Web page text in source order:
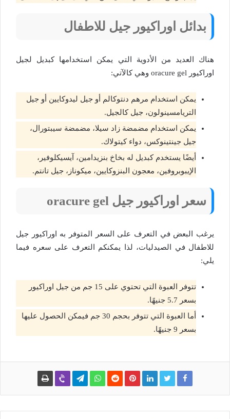
بدائل اوراكيور جيل للاطفال
هناك العديد من الأدوية التي يمكن استخدامها كبديل لجيل
اوراكيور oracure gel وهي كالآتي:
يمكن استخدام مرهم دنتوكالم أو جيل ليدوكايين أو جيل
التريامسينولون، جيل كالجيل.
يمكن استخدام مضمضة زاد سيلا، مضمضة سيبتورال،
جيل جينتينوكس، دواء كيتولاك.
أيضًا يستخدم كبديل له بخاخ بنزيدامين، آيسيكلوفير،
الإيبوبروفين، معجون البنزوكايين، ميكوناز، جيل تانتم.
سعر اوراكيور جيل oracure gel
يرغب البعض في التعرف على السعر المتوفر به اوراكيور جيل
للاطفال في الصيدليات، لذا يمكنكم التعرف على سعره فيما
يلي:
تتوفر العبوة التي تحتوي على 15 جم من جيل اوراكيور
بسعر 5.7 جنيهًا.
أما العبوة التي تتوفر بحجم 30 جم فيمكن الحصول عليها
بسعر 9 جنيهًا.